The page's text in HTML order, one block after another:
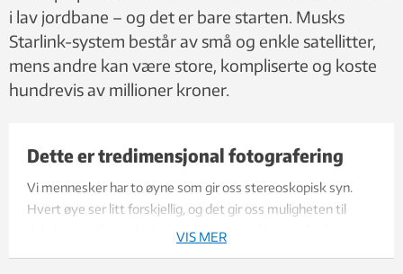
i lav jordbane – og det er bare starten. Musks
Starlink-system består av små og enkle satellitter,
mens andre kan være store, kompliserte og koste
hundrevis av millioner kroner.
Dette er tredimensjonal fotografering
Vi mennesker har to øyne som gir oss stereoskopisk syn.
Hvert øye ser litt forskjellig, og det gir oss muligheten til
dybdesyn. Når et objekt er veldig nært, skjeler vi for å
VIS MER